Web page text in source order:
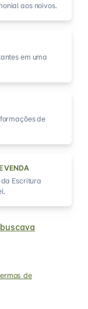
aos noivos.
em uma
de
VENDA
Escritura
de